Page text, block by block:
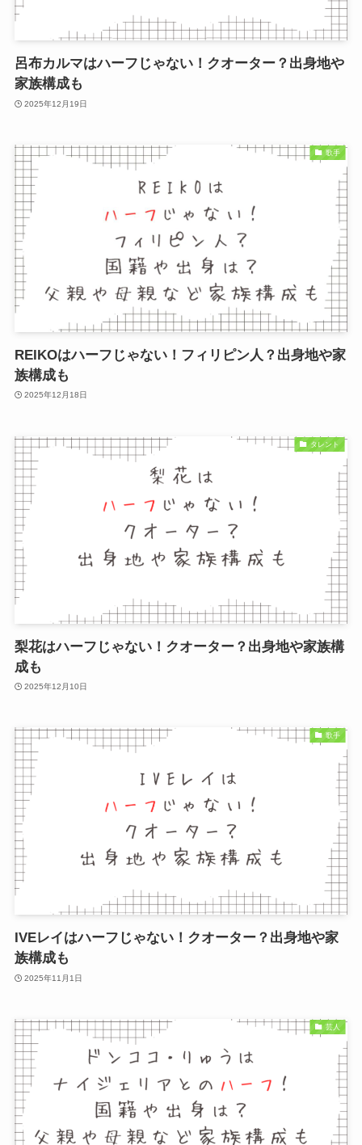
呂布カルマはハーフじゃない！クオーター？出身地や
家族構成も
2025年12月19日
歌手
REIKOはハーフじゃない！フィリピン人？出身地や家
族構成も
2025年12月18日
タレント
梨花はハーフじゃない！クオーター？出身地や家族構
成も
2025年12月10日
歌手
IVEレイはハーフじゃない！クオーター？出身地や家
族構成も
2025年11月1日
芸人